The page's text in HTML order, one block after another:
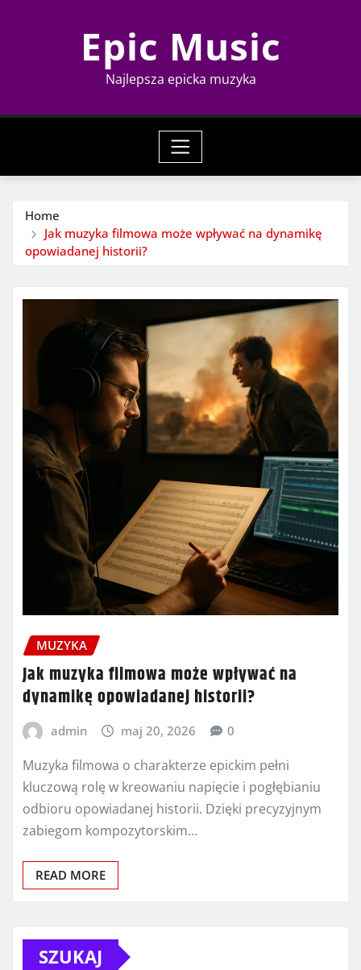
Epic Music
Najlepsza epicka muzyka
Home
Jak muzyka filmowa może wpływać na dynamikę
opowiadanej historii?
MUZYKA
Jak muzyka filmowa może wpływać na
dynamikę opowiadanej historii?
admin maj 20, 2026 0
Muzyka filmowa o charakterze epickim pełni
kluczową rolę w kreowaniu napięcie i pogłębianiu
odbioru opowiadanej historii. Dzięki precyzyjnym
zabiegom kompozytorskim…
READ MORE
SZUKAJ